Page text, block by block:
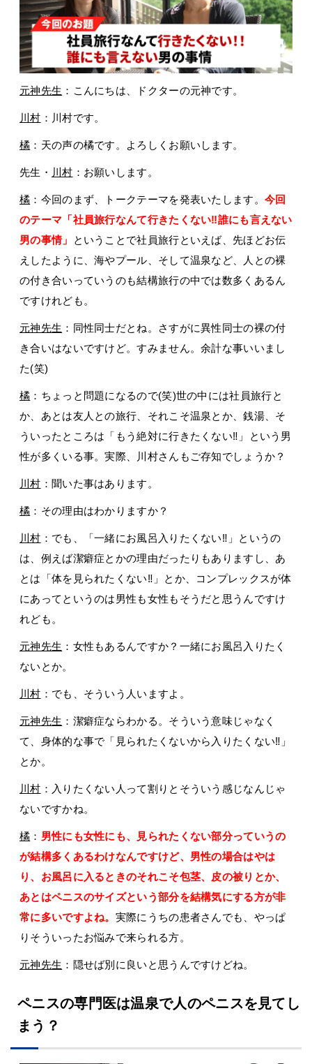
元神先生 ：こんにちは、ドクターの元神です。
川村 ：川村です。
橘 ：天の声の橘です。よろしくお願いします。
先生・ 川村 ：お願いします。
橘 ：今回のまず、トークテーマを発表いたします。 今回
のテーマ「社員旅行なんて行きたくない‼誰にも言えない
男の事情」
ということで社員旅行といえば、先ほどお伝
えしたように、海やプール、そして温泉など、人との裸
の付き合いっていうのも結構旅行の中では数多くあるん
ですけれども。
元神先生 ：同性同士だとね。さすがに異性同士の裸の付
き合いはないですけど。すみません。余計な事いいまし
た(笑)
橘 ：ちょっと問題になるので(笑)世の中には社員旅行と
か、あとは友人との旅行、それこそ温泉とか、銭湯、そ
ういったところは「もう絶対に行きたくない‼」という男
性が多くいる事。実際、川村さんもご存知でしょうか？
川村 ：聞いた事はあります。
橘 ：その理由はわかりますか？
川村 ：でも、「一緒にお風呂入りたくない‼」というの
は、例えば潔癖症とかの理由だったりもありますし、あ
とは「体を見られたくない‼」とか、コンプレックスが体
にあってというのは男性も女性もそうだと思うんですけ
れども。
元神先生 ：女性もあるんですか？一緒にお風呂入りたく
ないとか。
川村 ：でも、そういう人いますよ。
元神先生 ：潔癖症ならわかる。そういう意味じゃなく
て、身体的な事で「見られたくないから入りたくない‼」
とか。
川村 ：入りたくない人って割りとそういう感じなんじゃ
ないですかね。
橘 ： 男性にも女性にも、見られたくない部分っていうの
が結構多くあるわけなんですけど、男性の場合はやは
り、お風呂に入るときのそれこそ包茎、皮の被りとか、
あとはペニスのサイズという部分を結構気にする方が非
常に多いですよね。 実際にうちの患者さんでも、やっぱ
りそういったお悩みで来られる方。
元神先生 ：隠せば別に良いと思うんですけどね。
ペニスの専門医は温泉で人のペニスを見てし
まう？